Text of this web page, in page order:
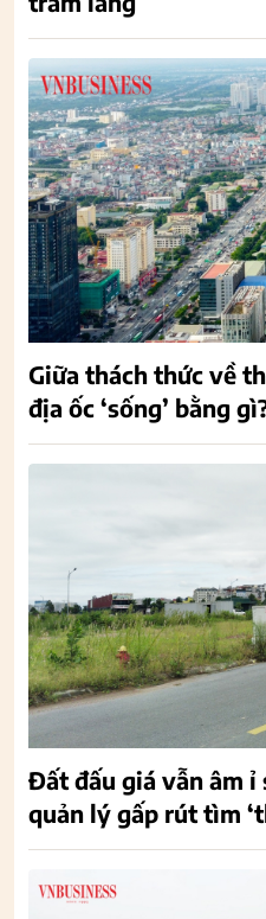
Giữa thách thức về
địa ốc ‘sống’ bằng
Đất đấu giá vẫn âm ỉ
quản lý gấp rút tìm